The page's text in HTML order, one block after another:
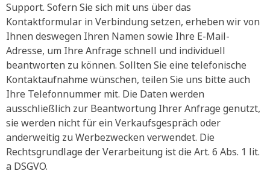
Support. Sofern Sie sich mit uns über das
Kontaktformular in Verbindung setzen, erheben wir von
Ihnen deswegen Ihren Namen sowie Ihre E-Mail-
Adresse, um Ihre Anfrage schnell und individuell
beantworten zu können. Sollten Sie eine telefonische
Kontaktaufnahme wünschen, teilen Sie uns bitte auch
Ihre Telefonnummer mit. Die Daten werden
ausschließlich zur Beantwortung Ihrer Anfrage genutzt,
sie werden nicht für ein Verkaufsgespräch oder
anderweitig zu Werbezwecken verwendet. Die
Rechtsgrundlage der Verarbeitung ist die Art. 6 Abs. 1 lit.
a DSGVO.